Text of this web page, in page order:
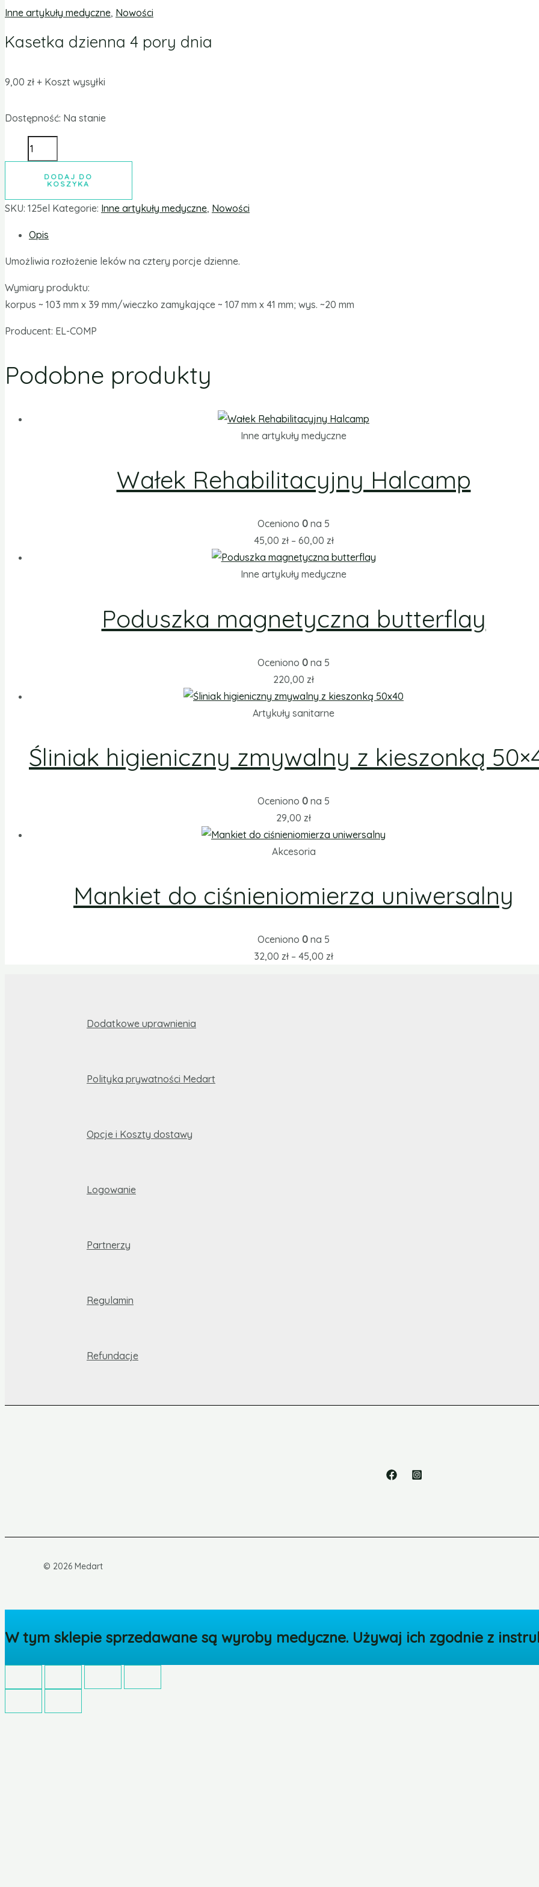
Inne artykuły medyczne, Nowości
Kasetka dzienna 4 pory dnia
9,00 zł + Koszt wysyłki
Dostępność: Na stanie
DODAJ DO
KOSZYKA
SKU: 125el Kategorie: Inne artykuły medyczne, Nowości
Opis
Umożliwia rozłożenie leków na cztery porcje dzienne.
Wymiary produktu:
korpus ~ 103 mm x 39 mm/wieczko zamykające ~ 107 mm x 41 mm; wys. ~20 mm
Producent: EL-COMP
Podobne produkty
Inne artykuły medyczne
Wałek Rehabilitacyjny Halcamp
Oceniono 0 na 5
45,00 zł – 60,00 zł
Inne artykuły medyczne
Poduszka magnetyczna butterflay
Oceniono 0 na 5
220,00 zł
Artykuły sanitarne
Śliniak higieniczny zmywalny z kieszonką
Oceniono 0 na 5
29,00 zł
Akcesoria
Mankiet do ciśnieniomierza uniwersalny
Oceniono 0 na 5
32,00 zł – 45,00 zł
Dodatkowe uprawnienia
Polityka prywatności Medart
Opcje i Koszty dostawy
Logowanie
Partnerzy
Regulamin
Refundacje
© 2026 Medart
W tym sklepie sprzedawane są wyroby medyczne. Używaj ich zgodnie z